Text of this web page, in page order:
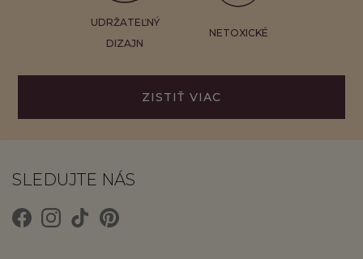
UDRŽATEĽNÝ
DIZAJN
NETOXICKÉ
ZISTIŤ VIAC
SLEDUJTE NÁS